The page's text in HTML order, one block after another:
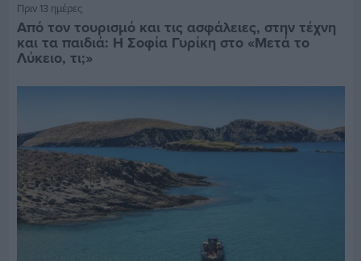
Πριν 13 ημέρες
Από τον τουρισμό και τις ασφάλειες, στην τέχνη
και τα παιδιά: Η Σοφία Γυρίκη στο «Μετά το
Λύκειο, τι;»